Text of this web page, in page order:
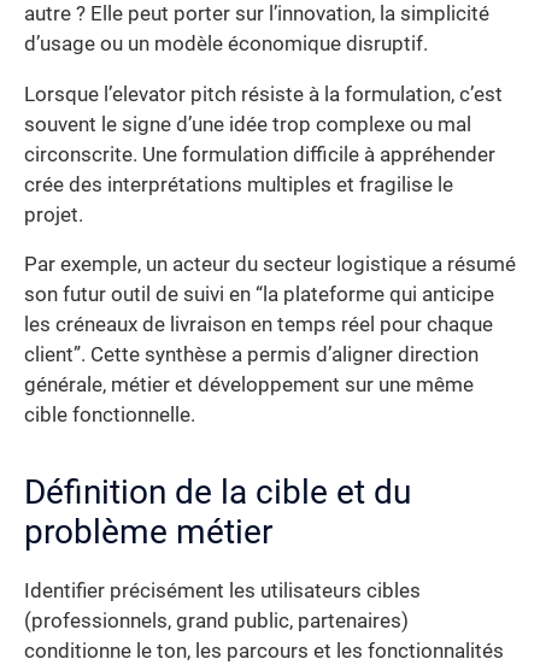
autre ? Elle peut porter sur l’innovation, la simplicité
d’usage ou un modèle économique disruptif.
Lorsque l’elevator pitch résiste à la formulation, c’est
souvent le signe d’une idée trop complexe ou mal
circonscrite. Une formulation difficile à appréhender
crée des interprétations multiples et fragilise le
projet.
Par exemple, un acteur du secteur logistique a résumé
son futur outil de suivi en “la plateforme qui anticipe
les créneaux de livraison en temps réel pour chaque
client”. Cette synthèse a permis d’aligner direction
générale, métier et développement sur une même
cible fonctionnelle.
Définition de la cible et du
problème métier
Identifier précisément les utilisateurs cibles
(professionnels, grand public, partenaires)
conditionne le ton, les parcours et les fonctionnalités